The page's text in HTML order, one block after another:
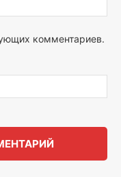
комментариев.